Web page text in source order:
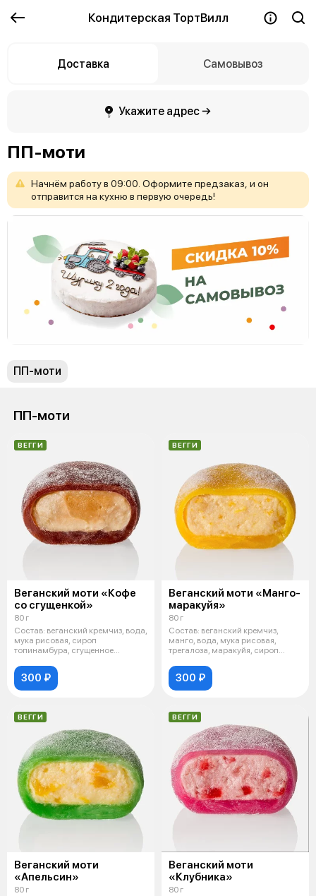
Кондитерская ТортВилл
Доставка Самовывоз
Укажите адрес →
ПП-моти
Начнём работув 09:00. Оформите предзаказ, и он
отправится на кухню в первую очередь!
ПП-моти
ПП-моти
ВЕГГИ
Веганский моти «Кофе
со сгущенкой»
80 г
Состав: веганский кремчиз, вода,
мука рисовая, сироп
топинамбура, сгущенное
300 ₽
ВЕГГИ
Веганский моти «Манго-
маракуйя»
80 г
Состав: веганский кремчиз,
манго, вода, мука рисовая,
трегалоза, маракуйя, сироп
300 ₽
ВЕГГИ
Веганский моти
«Апельсин»
80 г
ВЕГГИ
Веганский моти
«Клубника»
80 г